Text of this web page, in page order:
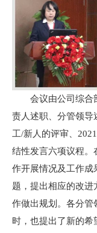
会议由公司综合部
责人述职、分管领导
工/新人的评审、
结性发言六项议程。
作开展情况及工作成
题，提出相应的改进
作做出规划。各分管
时，也提出了新的希